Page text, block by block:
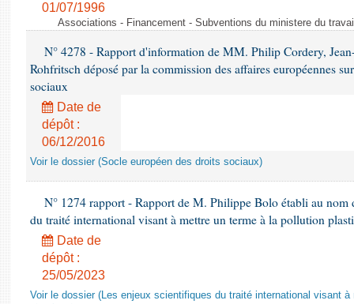
01/07/1996
Associations - Financement - Subventions du ministere du
N° 4278 - Rapport d'information de MM. Philip Cordery,
Rohfritsch déposé par la commission des affaires européennes
sociaux
Date de
dépôt :
06/12/2016
Voir le dossier (Socle européen des droits sociaux)
N° 1274 rapport - Rapport de M. Philippe Bolo établi au
du traité international visant à mettre un terme à la pollution
Date de
dépôt :
25/05/2023
Voir le dossier (Les enjeux scientifiques du traité international visant